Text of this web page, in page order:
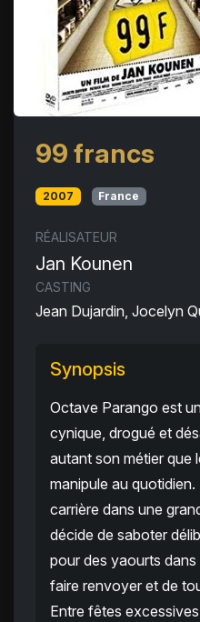
99 francs
2007 France
RÉALISATEUR
Jan Kounen
CASTING
Jean Dujardin, Jocelyn
Synopsis
Octave Parango est
cynique, drogué et
autant son métier que
manipule au
carrière dans une
décide de saboter
pour des yaourts
faire renvoyer et de
Entre fêtes